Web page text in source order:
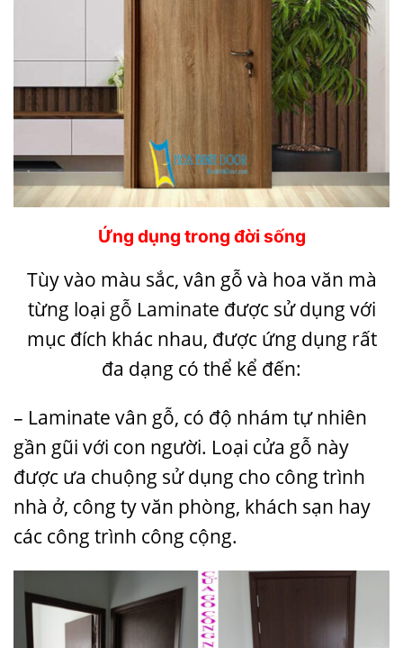
Ứng dụng trong đời sống
Tùy vào màu sắc, vân gỗ và hoa văn mà
từng loại gỗ Laminate được sử dụng với
mục đích khác nhau, được ứng dụng rất
đa dạng có thể kể đến:
– Laminate vân gỗ, có độ nhám tự nhiên
gần gũi với con người. Loại cửa gỗ này
được ưa chuộng sử dụng cho công trình
nhà ở, công ty văn phòng, khách sạn hay
các công trình công cộng.